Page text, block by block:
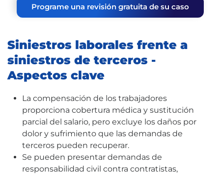
Programe una revisión gratuita de su caso
Siniestros laborales frente a
siniestros de terceros -
Aspectos clave
La compensación de los trabajadores
proporciona cobertura médica y sustitución
parcial del salario, pero excluye los daños por
dolor y sufrimiento que las demandas de
terceros pueden recuperar.
Se pueden presentar demandas de
responsabilidad civil contra contratistas,